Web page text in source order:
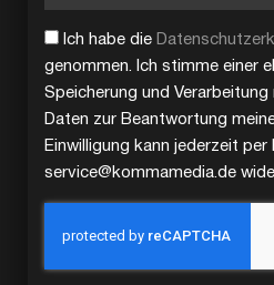
Ich habe die
genommen. Ich stimme einer
Speicherung und Verarbeitung
Daten zur Beantwortung
Einwilligung kann jederzeit per
service@kommamedia.de